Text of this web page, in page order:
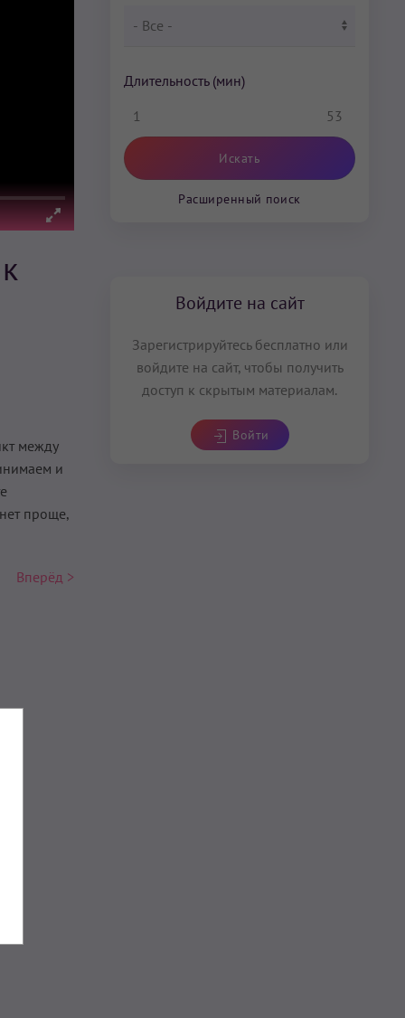
между
и
проще,
Вперёд >
Длительность (мин)
1
53
Расширенный поиск
Войдите на сайт
Зарегистрируйтесь бесплатно или
войдите на сайт, чтобы получить
доступ к скрытым материалам.
Войти